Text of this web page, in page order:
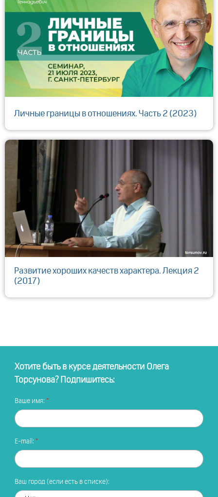
Личные границы в отношениях. Часть 2 (2023)
Развитие хороших качеств характера. Лекция 2
(2017)
Хотите быть в курсе деятельности Олега
Торсунова? Подпишитесь:
Ваше имя:
E-mail:
Ваш город (если есть в списке):